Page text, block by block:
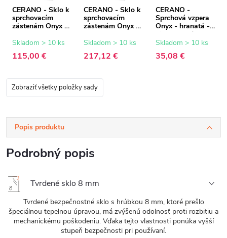
CERANO - Sklo k
sprchovacím
zástenám Onyx -
transparentné
Skladom > 10 ks
115,00 €
CERANO - Sklo k
sprchovacím
zástenám Onyx -
transparentné
cm
Skladom > 10 ks
217,12 €
CERANO -
Sprchová vzpera
Onyx - hranatá -
biela matná - 150
cm
Skladom > 10 ks
35,08 €
Zobraziť všetky položky sady
Popis produktu
Podrobný popis
Tvrdené sklo 8 mm
Tvrdené bezpečnostné sklo s hrúbkou 8 mm, ktoré prešlo
špeciálnou tepelnou úpravou, má zvýšenú odolnosť proti rozbitiu a
mechanickému poškodeniu. Vďaka tejto vlastnosti ponúka vyšší
stupeň bezpečnosti pri používaní.